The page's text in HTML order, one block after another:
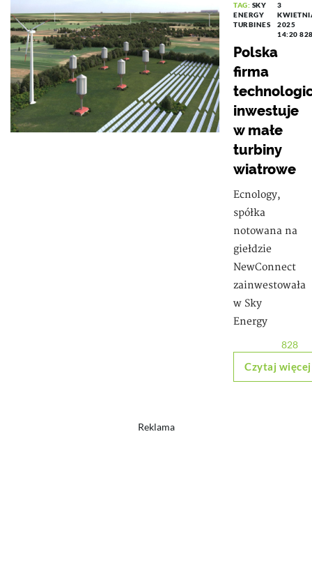
TAG: SKY
ENERGY
TURBINES
3
2025
14:20
Polska
firma
inwestuje
w małe
turbiny
wiatrowe
Ecnology,
spółka
notowana na
giełdzie
NewConnect
zainwestowała
w Sky
Energy
828
Czytaj więcej
Reklama